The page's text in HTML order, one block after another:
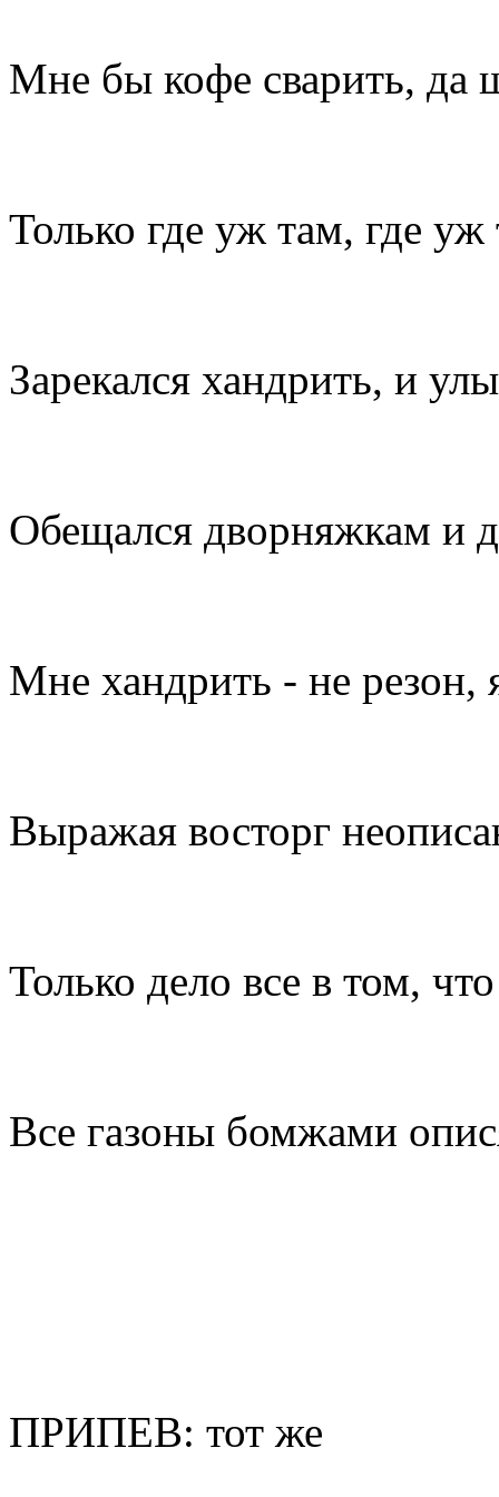
Мне бы кофе сварить, да
Только где уж там, где
Зарекался хандрить, и
Обещался дворняжкам и
Мне хандрить - не резон,
Выражая восторг
Только дело все в том,
Все газоны бомжами
ПРИПЕВ: тот же